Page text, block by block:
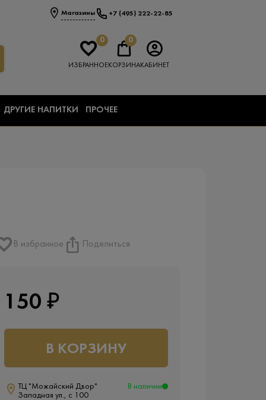
Магазины +7 (495) 222-22-85
0
ИЗБРАННОЕ
0
КОРЗИНАКАБИНЕТ
ДРУГИЕ НАПИТКИ ПРОЧЕЕ
В избранное Поделиться
150 ₽
В КОРЗИНУ
ТЦ "Можайский Двор"
Западная ул., с 100
В наличии